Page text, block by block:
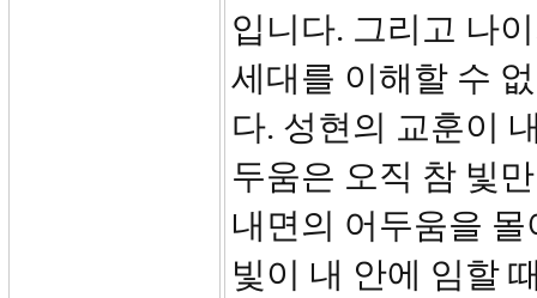
입니다. 그리고 나
세대를 이해할 수
다. 성현의 교훈이
두움은 오직 참 빛
내면의 어두움을
빛이 내 안에 임할